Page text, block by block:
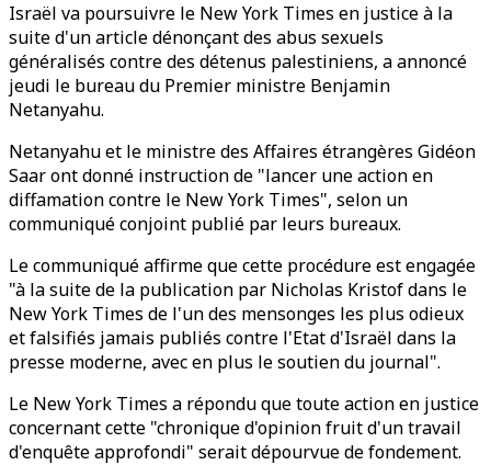
Israël va poursuivre le New York Times en justice à la
suite d'un article dénonçant des abus sexuels
généralisés contre des détenus palestiniens, a annoncé
jeudi le bureau du Premier ministre Benjamin
Netanyahu.
Netanyahu et le ministre des Affaires étrangères Gidéon
Saar ont donné instruction de "lancer une action en
diffamation contre le New York Times", selon un
communiqué conjoint publié par leurs bureaux.
Le communiqué affirme que cette procédure est engagée
"à la suite de la publication par Nicholas Kristof dans le
New York Times de l'un des mensonges les plus odieux
et falsifiés jamais publiés contre l'Etat d'Israël dans la
presse moderne, avec en plus le soutien du journal".
Le New York Times a répondu que toute action en justice
concernant cette "chronique d'opinion fruit d'un travail
d'enquête approfondi" serait dépourvue de fondement.